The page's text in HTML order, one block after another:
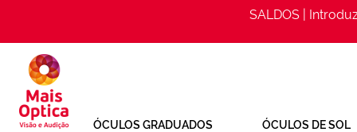
SALDOS |
ÓCULOS GRADUADOS ÓCULOS DE SOL